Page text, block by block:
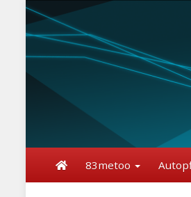
content
83metoo